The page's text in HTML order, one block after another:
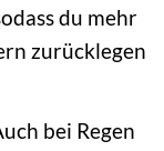
du mehr
zurücklegen
bei Regen